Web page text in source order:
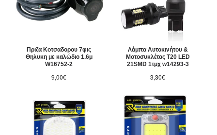
Πριζα Κοτσαδορου 7φις
Θηλυκη με καλώδιο 1.6μ
W16752-2
9,00€
Λάμπα Αυτοκινήτου &
Μοτοσυκλέτας T20 LED
21SMD 1τμχ w14293-3
3,30€